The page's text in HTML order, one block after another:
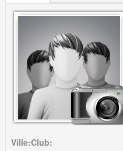
Ville:Club: